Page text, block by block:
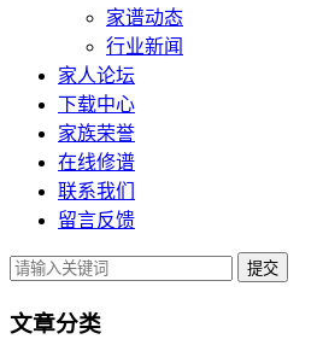
家谱动态
行业新闻
家人论坛
下载中心
家族荣誉
在线修谱
联系我们
留言反馈
提交
文章分类